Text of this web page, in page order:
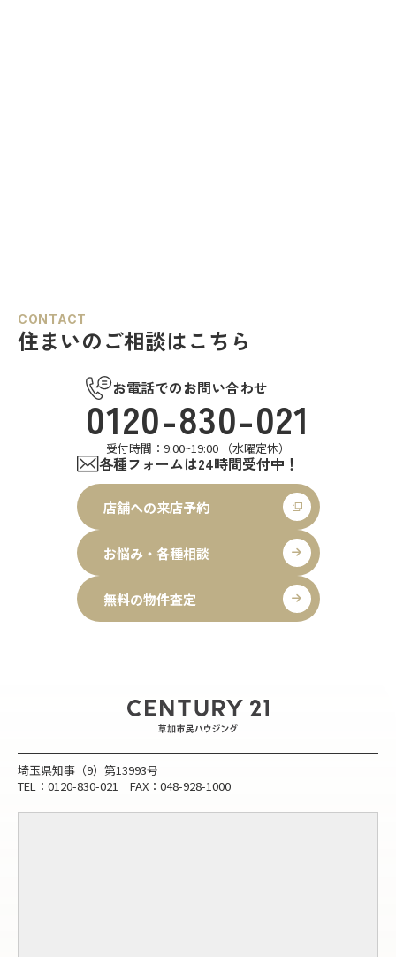
CONTACT
住まいのご相談はこちら
お電話でのお問い合わせ
0120-830-021
受付時間：9:00~19:00 （水曜定休）
各種フォームは24時間受付中！
店舗への来店予約
お悩み・各種相談
無料の物件査定
埼玉県知事（9）第13993号
TEL：0120-830-021 FAX：048-928-1000